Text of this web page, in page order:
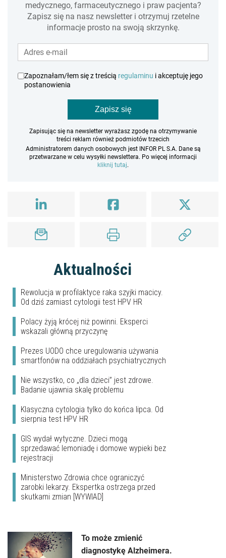
medycznego, farmaceutycznego i praw pacjenta?
Zapisz się na nasz newsletter i otrzymuj rzetelne
informacje prosto na swoją skrzynkę.
Zapoznałam/łem się z treścią regulaminu i akceptuję jego
postanowienia
Zapisz się
Zapisując się na newsletter wyrażasz zgodę na otrzymywanie
treści reklam również podmiotów trzecich
Administratorem danych osobowych jest INFOR PL S.A. Dane są
przetwarzane w celu wysyłki newslettera. Po więcej informacji
kliknij tutaj.
Aktualności
Rewolucja w profilaktyce raka szyjki macicy.
Od dziś zamiast cytologii test HPV HR
Polacy żyją krócej niż powinni. Eksperci
wskazali główną przyczynę
Prezes UODO chce uregulowania używania
smartfonów na oddziałach psychiatrycznych
Nie wszystko, co „dla dzieci” jest zdrowe.
Badanie ujawnia skalę problemu
Klasyczna cytologia tylko do końca lipca. Od
sierpnia test HPV HR
GIS wydał wytyczne. Dzieci mogą
sprzedawać lemoniadę i domowe wypieki bez
rejestracji
Ministerstwo Zdrowia chce ograniczyć
zarobki lekarzy. Ekspertka ostrzega przed
skutkami zmian [WYWIAD]
To może zmienić
diagnostykę Alzheimera.